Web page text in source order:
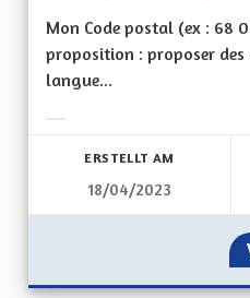
Mon Code postal (ex : 68
proposition : proposer
langue...
ERSTELLT AM
18/04/2023